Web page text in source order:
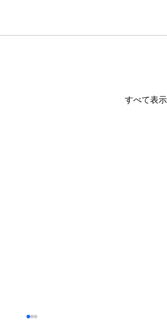
すべて表示